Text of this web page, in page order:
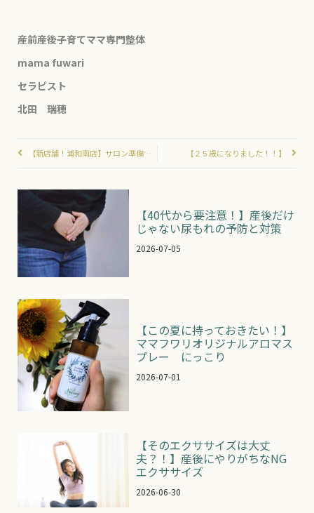
産前産後子育てママ専門整体
mama fuwari
セラピスト
北田 瑞穂
【新店舗！浦和南店】サロン準備奮闘中！おもてなしの空間づくり＾＾ 【２５歳になりました！！】
【40代から要注意！】産後だけ
じゃない尿もれの予防と対策
2026-07-05
【この夏に持っておきたい！】
ママフワリオリジナルアロマス
プレー にっこり
2026-07-01
【そのエクササイズは大丈
夫？！】産後にやりがちなNG
エクササイズ
2026-06-30